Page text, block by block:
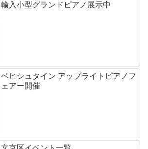
輸入小型グランドピアノ展示中
ベヒシュタイン アップライトピアノフ
ェアー開催